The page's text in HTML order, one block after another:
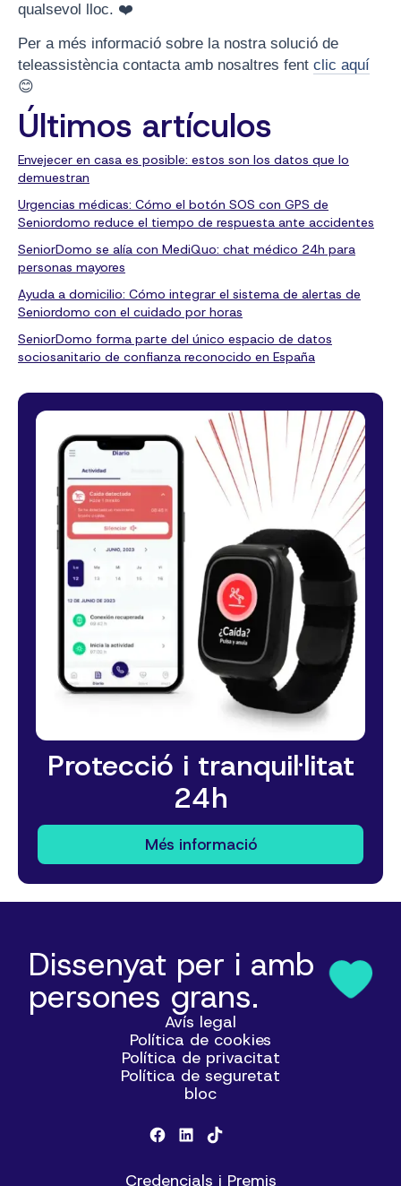
qualsevol lloc. ❤️
Per a més informació sobre la nostra solució de
teleassistència contacta amb nosaltres fent clic aquí
😊
Últimos artículos
Envejecer en casa es posible: estos son los datos que lo
demuestran
Urgencias médicas: Cómo el botón SOS con GPS de
Seniordomo reduce el tiempo de respuesta ante accidentes
SeniorDomo se alía con MediQuo: chat médico 24h para
personas mayores
Ayuda a domicilio: Cómo integrar el sistema de alertas de
Seniordomo con el cuidado por horas
SeniorDomo forma parte del único espacio de datos
sociosanitario de confianza reconocido en España
Protecció i tranquil·litat
24h
Més informació
Dissenyat per i amb
persones grans.
Avís legal
Política de cookies
Política de privacitat
Política de seguretat
bloc
Credencials i Premis